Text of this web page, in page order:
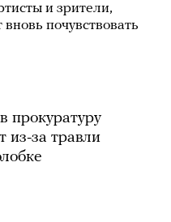
и зрители,
почувствовать
прокуратуру
из-за травли